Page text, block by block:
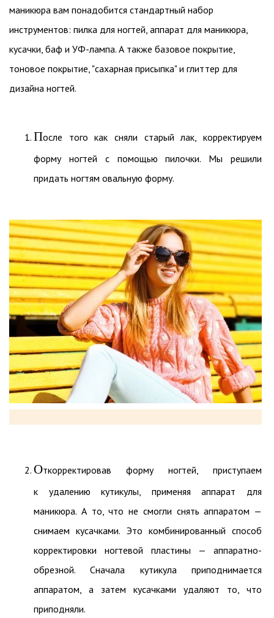
маникюра вам понадобится стандартный набор
инструментов: пилка для ногтей, аппарат для маникюра,
кусачки, баф и УФ-лампа. А также базовое покрытие,
тоновое покрытие, "сахарная присыпка" и глиттер для
дизайна ногтей.
После того как сняли старый лак, корректируем
форму ногтей с помощью пилочки. Мы решили
придать ногтям овальную форму.
Откорректировав форму ногтей, приступаем
к удалению кутикулы, применяя аппарат для
маникюра. А то, что не смогли снять аппаратом —
снимаем кусачками. Это комбинированный способ
корректировки ногтевой пластины — аппаратно-
обрезной. Сначала кутикула приподнимается
аппаратом, а затем кусачками удаляют то, что
приподняли.